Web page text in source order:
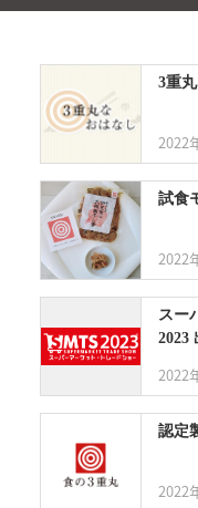
3重
2022
試食
2022
スー
2023
2022
認定
2022